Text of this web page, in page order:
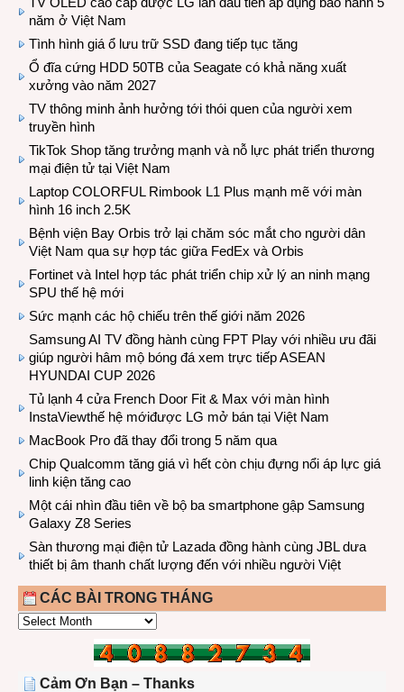
năm ở Việt Nam
Tình hình giá ổ lưu trữ SSD đang tiếp tục tăng
Ổ đĩa cứng HDD 50TB của Seagate có khả năng xuất
xưởng vào năm 2027
TV thông minh ảnh hưởng tới thói quen của người xem
truyền hình
TikTok Shop tăng trưởng mạnh và nỗ lực phát triển thương
mại điện tử tại Việt Nam
Laptop COLORFUL Rimbook L1 Plus mạnh mẽ với màn
hình 16 inch 2.5K
Bệnh viện Bay Orbis trở lại chăm sóc mắt cho người dân
Việt Nam qua sự hợp tác giữa FedEx và Orbis
Fortinet và Intel hợp tác phát triển chip xử lý an ninh mạng
SPU thế hệ mới
Sức mạnh các hộ chiếu trên thế giới năm 2026
Samsung AI TV đồng hành cùng FPT Play với nhiều ưu đãi
giúp người hâm mộ bóng đá xem trực tiếp ASEAN
HYUNDAI CUP 2026
Tủ lạnh 4 cửa French Door Fit & Max với màn hình
InstaViewthế hệ mớiđược LG mở bán tại Việt Nam
MacBook Pro đã thay đổi trong 5 năm qua
Chip Qualcomm tăng giá vì hết còn chịu đựng nổi áp lực giá
linh kiện tăng cao
Một cái nhìn đầu tiên về bộ ba smartphone gập Samsung
Galaxy Z8 Series
Sàn thương mại điện tử Lazada đồng hành cùng JBL dưa
thiết bị âm thanh chất lượng đến với nhiều người Việt
CÁC BÀI TRONG THÁNG
CÁC
THÁNG
Cảm Ơn Bạn – Thanks